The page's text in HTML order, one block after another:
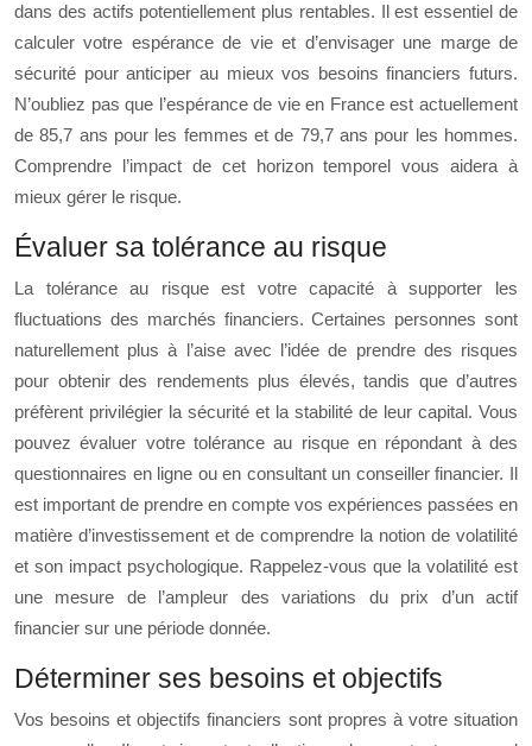
dans des actifs potentiellement plus rentables. Il est essentiel de
calculer votre espérance de vie et d’envisager une marge de
sécurité pour anticiper au mieux vos besoins financiers futurs.
N’oubliez pas que l’espérance de vie en France est actuellement
de 85,7 ans pour les femmes et de 79,7 ans pour les hommes.
Comprendre l’impact de cet horizon temporel vous aidera à
mieux gérer le risque.
Évaluer sa tolérance au risque
La tolérance au risque est votre capacité à supporter les
fluctuations des marchés financiers. Certaines personnes sont
naturellement plus à l’aise avec l’idée de prendre des risques
pour obtenir des rendements plus élevés, tandis que d’autres
préfèrent privilégier la sécurité et la stabilité de leur capital. Vous
pouvez évaluer votre tolérance au risque en répondant à des
questionnaires en ligne ou en consultant un conseiller financier. Il
est important de prendre en compte vos expériences passées en
matière d’investissement et de comprendre la notion de volatilité
et son impact psychologique. Rappelez-vous que la volatilité est
une mesure de l’ampleur des variations du prix d’un actif
financier sur une période donnée.
Déterminer ses besoins et objectifs
Vos besoins et objectifs financiers sont propres à votre situation